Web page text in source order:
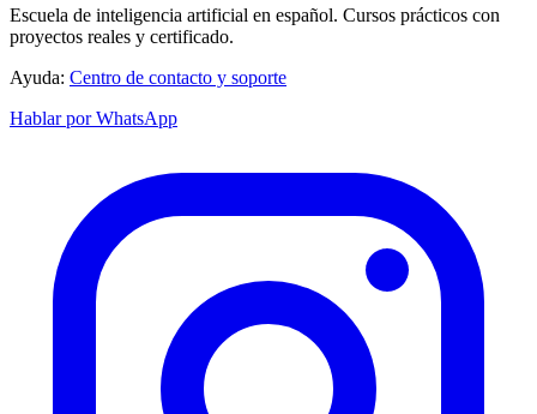
Escuela de inteligencia artificial en español. Cursos prácticos con
proyectos reales y certificado.
Ayuda: Centro de contacto y soporte
Hablar por WhatsApp